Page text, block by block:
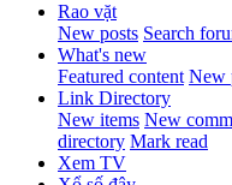
Rao vặt
New posts Search
What's new
Featured content New
Link Directory
New items New
directory Mark read
Xem TV